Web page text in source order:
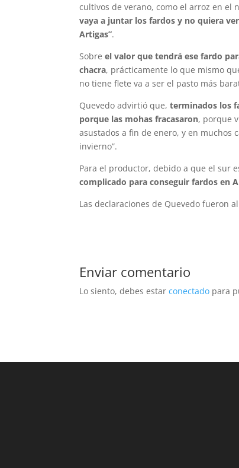
cultivos de verano, como el arroz en el
vaya a juntar los fardos y no quiera
Artigas”.
Sobreel valor que tendrá ese fardo
chacra, prácticamente lo que mismo
no tiene flete va a ser el pasto más
Quevedo advirtió que,terminados los
porque las mohas fracasaron, porque
asustados a fin de enero, y en muchos
invierno”.
Para el productor, debido a que el sur
complicado para conseguir fardos en
Las declaraciones de Quevedo fueron
Enviar comentario
Lo siento, debes estarconectado para